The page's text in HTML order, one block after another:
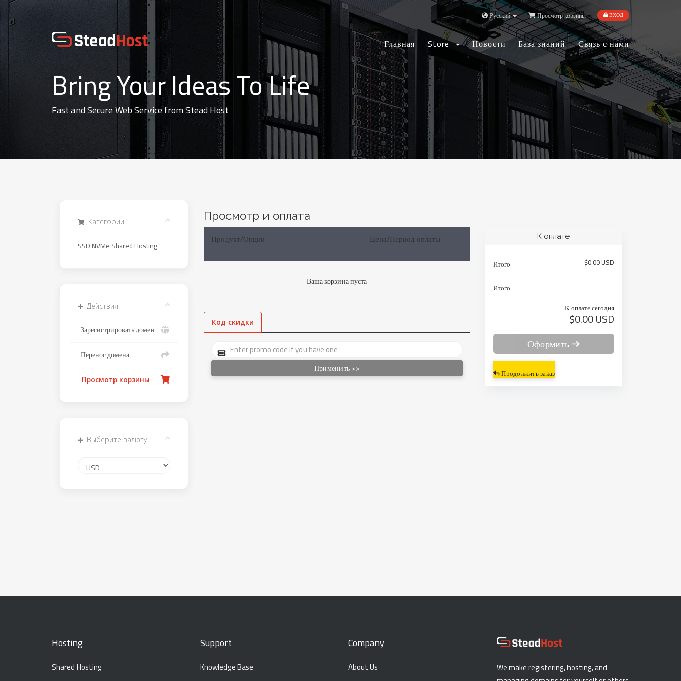
Русский Просмотр корзины ВХОД
Главная Store Новости База знаний Связь с нами
Bring Your Ideas To Life
Fast and Secure Web Service from Stead Host
Категории
SSD NVMe Shared Hosting
Действия
Зарегистрировать домен
Перенос домена
Просмотр корзины
Выберите валюту
Просмотр и оплата
Продукт/Опции Цена/Период оплаты
Ваша корзина пуста
Код скидки
Применить >>
К оплате
Итого $0.00 USD
Итого
К оплате сегодня
$0.00 USD
Оформить
Продолжить заказ
Hosting
Shared Hosting
Support
Knowledge Base
Company
About Us
We make registering, hosting, and